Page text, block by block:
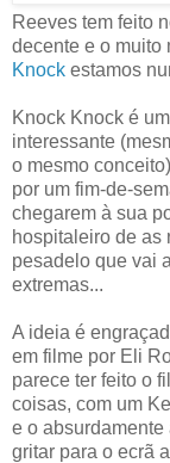
Reeves tem feito
decente e o muito
Knock estamos
Knock Knock é
interessante
o mesmo
por um fim-de-
chegarem à sua
hospitaleiro de as
pesadelo que vai
extremas...
A ideia é
em filme por Eli
parece ter feito o
coisas, com um
e o
gritar para o ecrã